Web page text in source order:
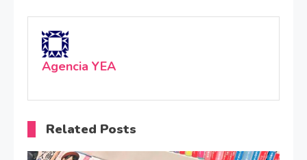
Agencia YEA
Related Posts